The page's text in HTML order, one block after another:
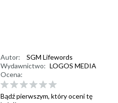
Autor:
SGM Lifewords
Wydawnictwo: LOGOS MEDIA
Ocena:
Bądź pierwszym, który oceni tę